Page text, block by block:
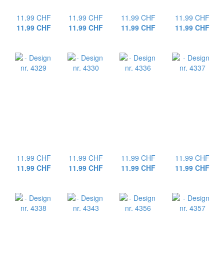
11.99 CHF
11.99 CHF
11.99 CHF
11.99 CHF
11.99 CHF
11.99 CHF
11.99 CHF
11.99 CHF
11.99 CHF
11.99 CHF
11.99 CHF
11.99 CHF
11.99 CHF
11.99 CHF
11.99 CHF
11.99 CHF